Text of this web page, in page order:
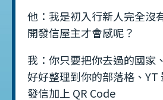
他：我是初入行新人完全沒
開發信屋主才會感呢？
我：你只要把你去過的國家
好好整理到你的部落格、YT
發信加上 QR Code